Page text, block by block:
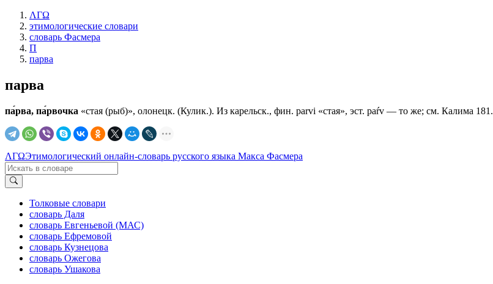
ΛΓΩ
этимологические словари
словарь Фасмера
П
парва
парва
па́рва, па́рвочка «стая (рыб)», олонецк. (Кулик.). Из карельск., фин. раrvi «стая», эст. раŕv — то же; см. Калима 181.
ΛΓΩЭтимологический онлайн-словарь русского языка Макса Фасмера
Толковые словари
словарь Даля
словарь Евгеньевой (МАС)
словарь Ефремовой
словарь Кузнецова
словарь Ожегова
словарь Ушакова